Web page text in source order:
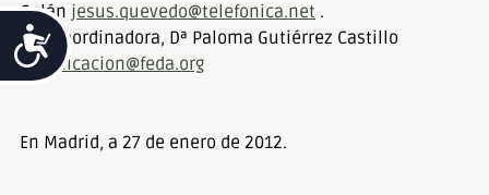
Accesibilidad
Galán jesus.quevedo@telefonica.net .
y la Coordinadora, Dª Paloma Gutiérrez Castillo
tecnificacion@feda.org
En Madrid, a 27 de enero de 2012.